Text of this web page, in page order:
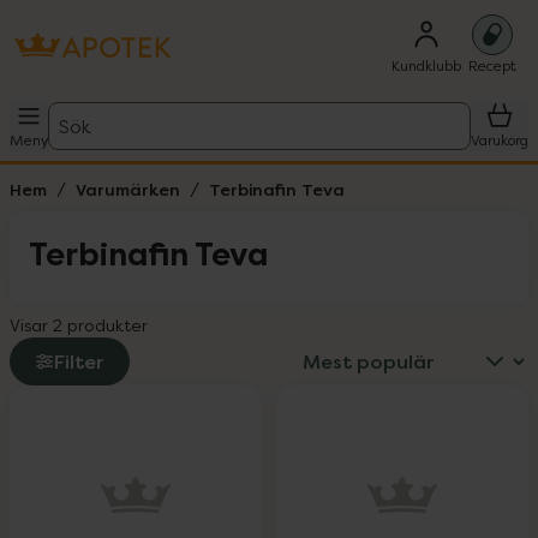
Kundklubb Recept
Meny
Sök
Varukorg
Hem Varumärken Terbinafin Teva
Terbinafin Teva
Visar 2 produkter
Filter